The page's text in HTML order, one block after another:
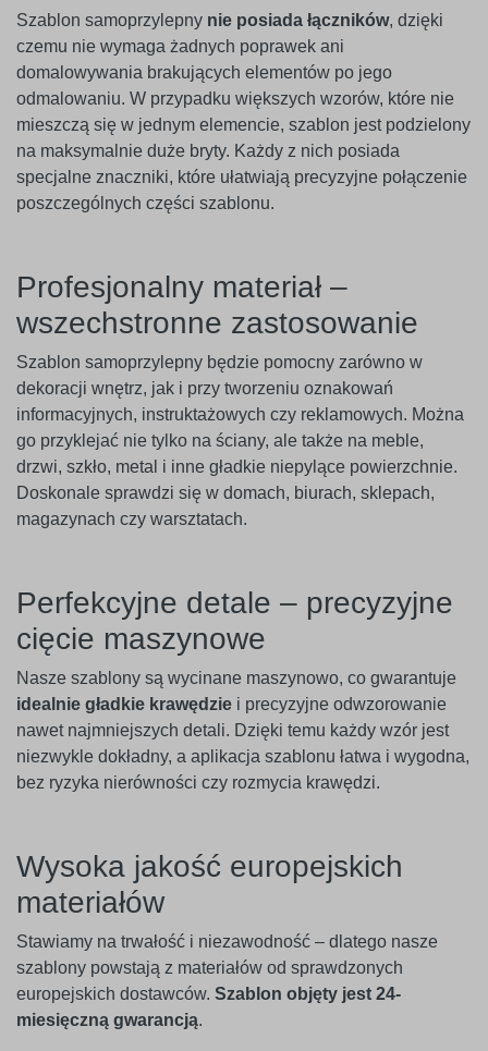
Szablon samoprzylepny nie posiada łączników, dzięki
czemu nie wymaga żadnych poprawek ani
domalowywania brakujących elementów po jego
odmalowaniu. W przypadku większych wzorów, które nie
mieszczą się w jednym elemencie, szablon jest podzielony
na maksymalnie duże bryty. Każdy z nich posiada
specjalne znaczniki, które ułatwiają precyzyjne połączenie
poszczególnych części szablonu.
Profesjonalny materiał –
wszechstronne zastosowanie
Szablon samoprzylepny będzie pomocny zarówno w
dekoracji wnętrz, jak i przy tworzeniu oznakowań
informacyjnych, instruktażowych czy reklamowych. Można
go przyklejać nie tylko na ściany, ale także na meble,
drzwi, szkło, metal i inne gładkie niepylące powierzchnie.
Doskonale sprawdzi się w domach, biurach, sklepach,
magazynach czy warsztatach.
Perfekcyjne detale – precyzyjne
cięcie maszynowe
Nasze szablony są wycinane maszynowo, co gwarantuje
idealnie gładkie krawędzie i precyzyjne odwzorowanie
nawet najmniejszych detali. Dzięki temu każdy wzór jest
niezwykle dokładny, a aplikacja szablonu łatwa i wygodna,
bez ryzyka nierówności czy rozmycia krawędzi.
Wysoka jakość europejskich
materiałów
Stawiamy na trwałość i niezawodność – dlatego nasze
szablony powstają z materiałów od sprawdzonych
europejskich dostawców. Szablon objęty jest 24-
miesięczną gwarancją.